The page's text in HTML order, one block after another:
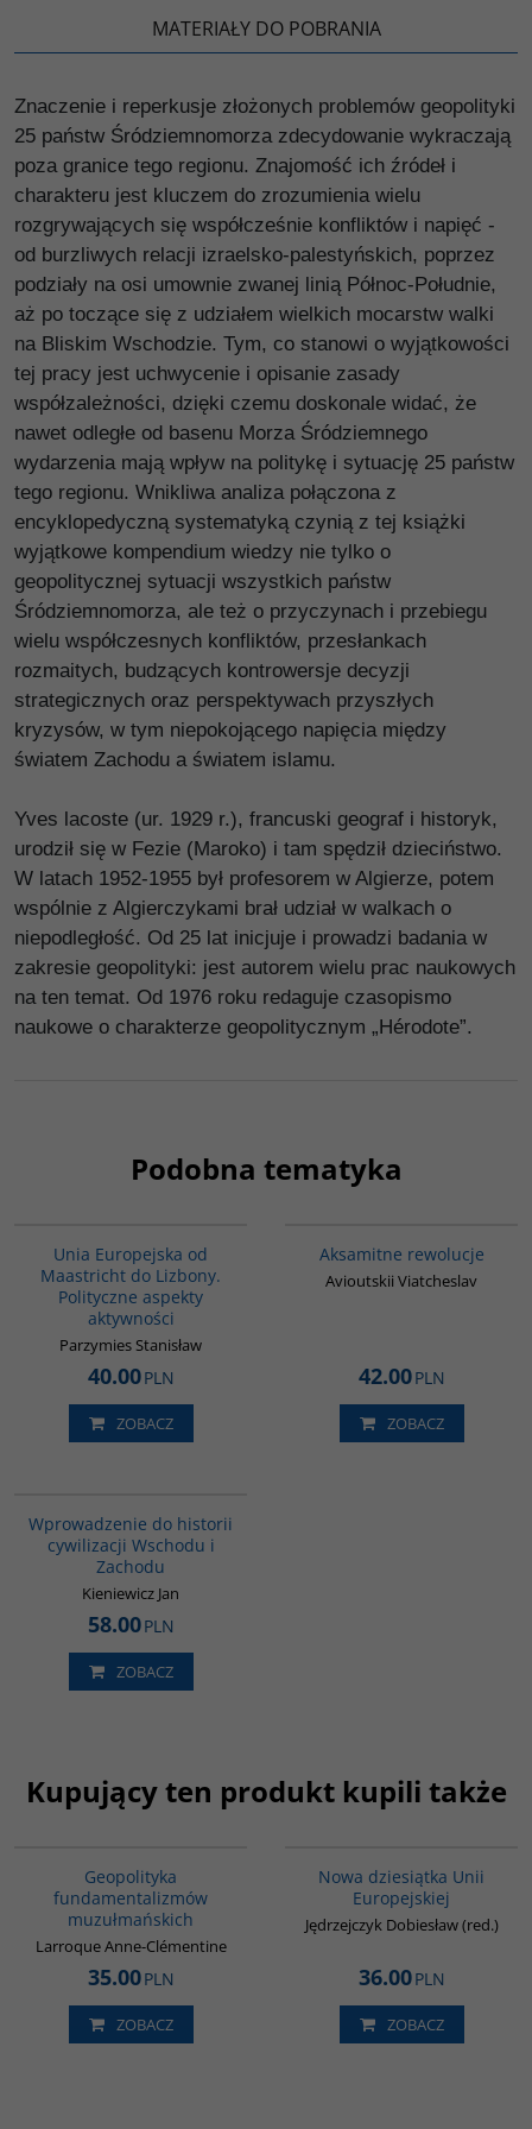
MATERIAŁY DO POBRANIA
Znaczenie i reperkusje złożonych problemów geopolityki
25 państw Śródziemnomorza zdecydowanie wykraczają
poza granice tego regionu. Znajomość ich źródeł i
charakteru jest kluczem do zrozumienia wielu
rozgrywających się współcześnie konfliktów i napięć -
od burzliwych relacji izraelsko-palestyńskich, poprzez
podziały na osi umownie zwanej linią Północ-Południe,
aż po toczące się z udziałem wielkich mocarstw walki
na Bliskim Wschodzie. Tym, co stanowi o wyjątkowości
tej pracy jest uchwycenie i opisanie zasady
współzależności, dzięki czemu doskonale widać, że
nawet odległe od basenu Morza Śródziemnego
wydarzenia mają wpływ na politykę i sytuację 25 państw
tego regionu. Wnikliwa analiza połączona z
encyklopedyczną systematyką czynią z tej książki
wyjątkowe kompendium wiedzy nie tylko o
geopolitycznej sytuacji wszystkich państw
Śródziemnomorza, ale też o przyczynach i przebiegu
wielu współczesnych konfliktów, przesłankach
rozmaitych, budzących kontrowersje decyzji
strategicznych oraz perspektywach przyszłych
kryzysów, w tym niepokojącego napięcia między
światem Zachodu a światem islamu.
Yves lacoste (ur. 1929 r.), francuski geograf i historyk,
urodził się w Fezie (Maroko) i tam spędził dzieciństwo.
W latach 1952-1955 był profesorem w Algierze, potem
wspólnie z Algierczykami brał udział w walkach o
niepodległość. Od 25 lat inicjuje i prowadzi badania w
zakresie geopolityki: jest autorem wielu prac naukowych
na ten temat. Od 1976 roku redaguje czasopismo
naukowe o charakterze geopolitycznym „Hérodote”.
Podobna tematyka
Unia Europejska od
Maastricht do Lizbony.
Polityczne aspekty
aktywności
Parzymies Stanisław
40.00PLN
ZOBACZ
Aksamitne rewolucje
Avioutskii Viatcheslav
42.00PLN
ZOBACZ
Wprowadzenie do historii
cywilizacji Wschodu i
Zachodu
Kieniewicz Jan
58.00PLN
ZOBACZ
Kupujący ten produkt kupili także
Geopolityka
fundamentalizmów
muzułmańskich
Larroque Anne-Clémentine
35.00PLN
ZOBACZ
Nowa dziesiątka Unii
Europejskiej
Jędrzejczyk Dobiesław (red.)
36.00PLN
ZOBACZ